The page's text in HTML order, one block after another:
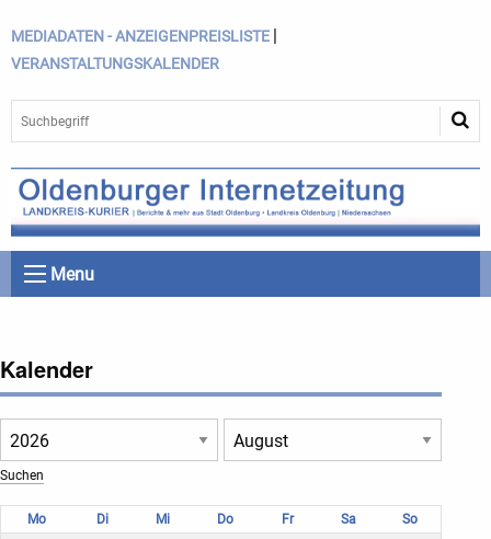
MEDIADATEN - ANZEIGENPREISLISTE |
VERANSTALTUNGSKALENDER
Menu
Kalender
Mo Di Mi Do Fr Sa
So